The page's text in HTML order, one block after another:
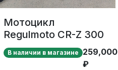
Мотоцикл
Regulmoto CR-Z 300
В наличии в магазине 259,000
₽